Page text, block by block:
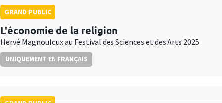
GRAND PUBLIC
L'économie de la religion
Hervé Magnouloux au Festival des Sciences et des Arts 2025
UNIQUEMENT EN FRANÇAIS